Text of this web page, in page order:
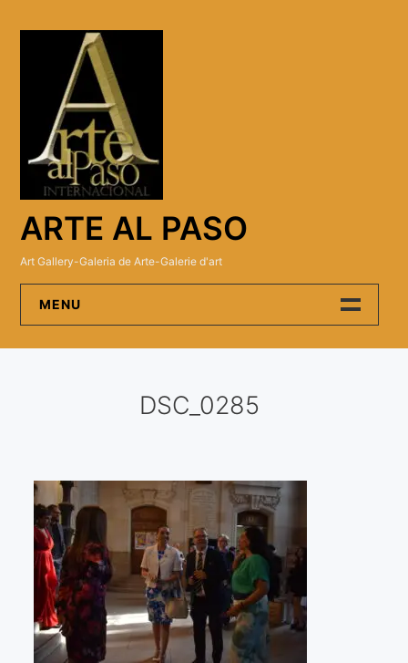
ARTE AL PASO
Art Gallery-Galeria de Arte-Galerie d'art
MENU
Visitas a los ateliers o talleres de artistas
Presse
Qué dicen de nosotros?
Aviso legal
Política de cookies
DSC_0285